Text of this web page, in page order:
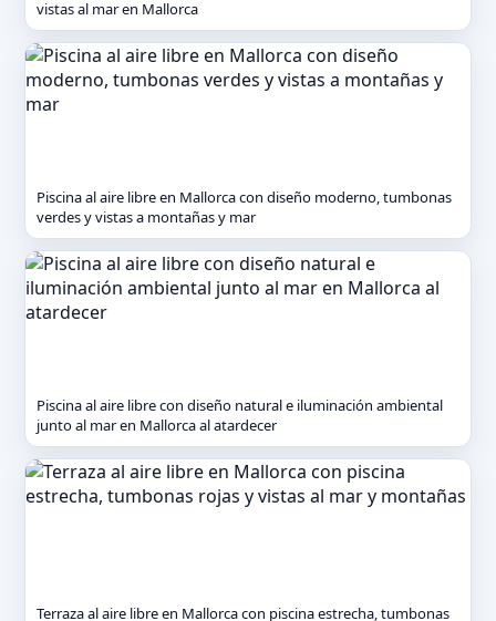
vistas al mar en Mallorca
Piscina al aire libre en Mallorca con diseño moderno, tumbonas
verdes y vistas a montañas y mar
Piscina al aire libre con diseño natural e iluminación ambiental
junto al mar en Mallorca al atardecer
Terraza al aire libre en Mallorca con piscina estrecha, tumbonas